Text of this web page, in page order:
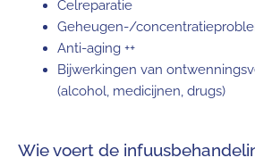
Celreparatie
Geheugen-/
Anti-aging ++
Bijwerkingen van
(alcohol, medicijnen, drugs)
Wie voert de